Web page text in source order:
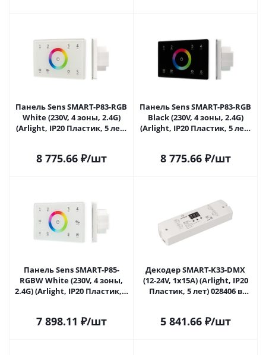
Панель Sens SMART-P83-RGB
White (230V, 4 зоны, 2.4G)
(Arlight, IP20 Пластик, 5 лет)
8 775.66₽/шт
Панель Sens SMART-P83-RGB
Black (230V, 4 зоны, 2.4G)
(Arlight, IP20 Пластик, 5 лет)
8 775.66₽/шт
Панель Sens SMART-P85-
RGBW White (230V, 4 зоны,
2.4G) (Arlight, IP20 Пластик, 5
7 898.11 ₽/шт
Декодер SMART-K33-DMX
(12-24V, 1x15A) (Arlight, IP20
Пластик, 5 лет) 028406 в
5 841.66₽/шт